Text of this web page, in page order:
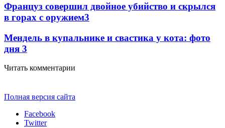
Француз совершил двойное убийство и скрылся
в горах с оружием3
Мендель в купальнике и свастика у кота: фото
дня 3
Читать комментарии
Полная версия сайта
Facebook
Twitter